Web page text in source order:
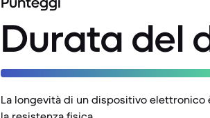
Durata del
La longevità di un dispositivo